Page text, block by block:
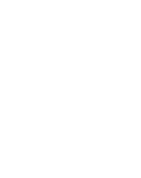
Новый год"!